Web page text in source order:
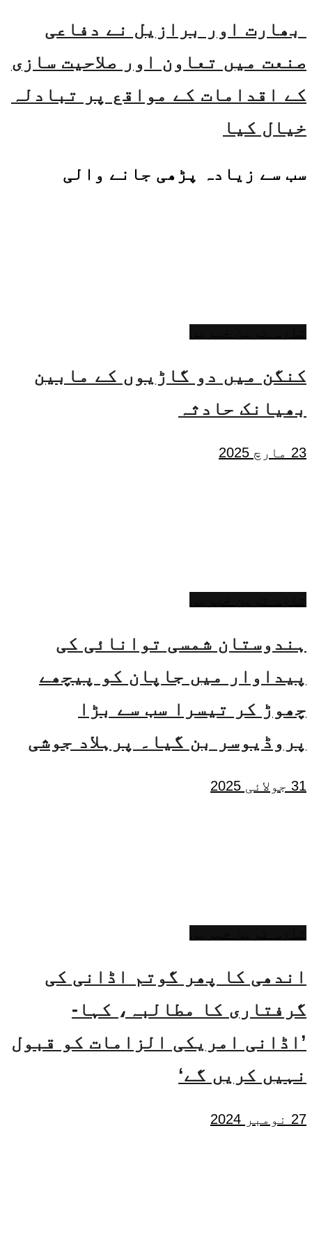
بھارت اور برازیل نے دفاعی
صنعت میں تعاون اور صلاحیت سازی
کے اقدامات کے مواقع پر تبادلہ
خیال کیا
سب سے زیادہ پڑھی جانے والی
کنگن میں دو گاڑیوں کے مابین
بھیانک حادثہ
23 مارچ 2025
ہندوستان شمسی توانائی کی
پیداوار میں جاپان کو پیچھے
چھوڑ کر تیسرا سب سے بڑا
پروڈیوسر بن گیا۔ پرہلاد جوشی
31 جولائی 2025
اندھی کا پھر گوتم اڈانی کی
گرفتاری کا مطالبہ، کہا-
’اڈانی امریکی الزامات کو قبول
نہیں کریں گے‘
27 نومبر 2024